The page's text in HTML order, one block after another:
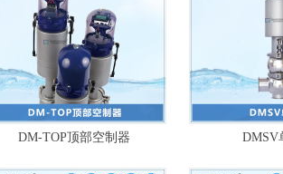
DM-TOP顶部空制器 DMSV